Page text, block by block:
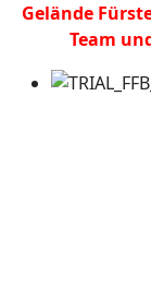
Gelände
Team